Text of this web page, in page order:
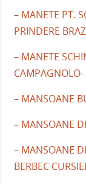
– MANETE PT.
PRINDERE
– MANETE
CAMPAGNOLO-
– MANSOANE
– MANSOANE
– MANSOANE
BERBEC